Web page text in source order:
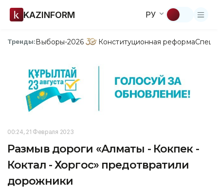
KAZINFORM РУ
Тренды:Выборы-2026 Конституционная реформа
00:24, 21 Февраля 2023
Размыв дороги «Алматы - Кокпек -
Коктал - Хоргос» предотвратили
дорожники